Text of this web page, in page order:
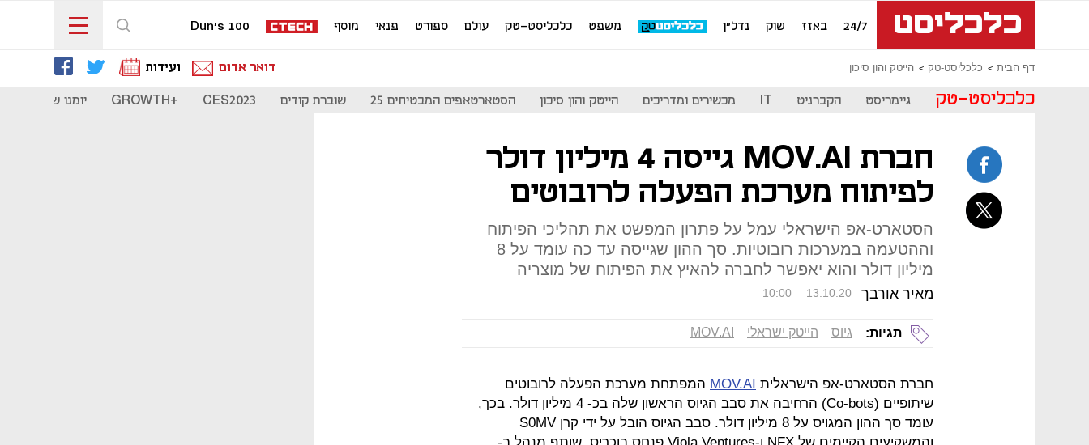
24/7 באזז שוק נדל"ן משפט כלכליסט-טק עולם ספורט פנאי מוסף Dun's 100
דף הבית כלכליסט-טק הייטק והון סיכון דואר אדום ועידות
כלכליסט-טק גיימריסט הקברניט IT מכשירים ומדריכים הייטק והון סיכון הסטארטאפים המבטיחים 25 שוברת קודים CES2023
+GROWTH יומנו של
חברת MOV.AI גייסה 4 מיליון דולר
לפיתוח מערכת הפעלה לרובוטים
הסטארט-אפ הישראלי עמל על פתרון המפשט את תהליכי הפיתוח
וההטעמה במערכות רובוטיות. סך ההון שגייסה עד כה עומד על 8
מיליון דולר והוא יאפשר לחברה להאיץ את הפיתוח של מוצריה
מאיר אורבך 10:00 13.10.20
תגיות: גיוס הייטק ישראלי MOV.AI
חברת הסטארט-אפ הישראלית MOV.AI המפתחת מערכת הפעלה לרובוטים
שיתופיים (Co-bots) הרחיבה את סבב הגיוס הראשון שלה בכ- 4 מיליון דולר. בכך,
עומד סך ההון המגויס על 8 מיליון דולר. סבב הגיוס הובל על ידי קרן S0MV